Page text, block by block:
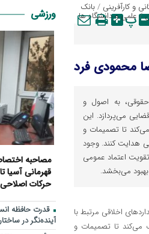
و کارآفرینی /بانک
/علمی و دانشگاه ها
پ
محمودی فرد
به اصول و
می‌پردازد. این
تا تصمیمات و
هدایت کنند. وجود
اعتماد عمومی
می‌بخشد.
اخلاقی مرتبط با
می‌کند تا تصمیمات و
ورزشی
مصاحبه
قهرمانی آسیا
حرکات اصلاحی
قدرت حافظه
آینده‌نگر در